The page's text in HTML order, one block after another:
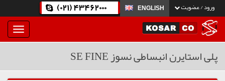
ورود / عضویت ENGLISH
(021) 43462000
بار
و
پلی استایرن انبساطی نسوز SE FINE